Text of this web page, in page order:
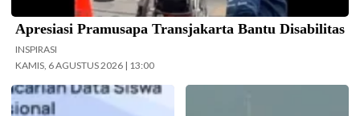
Apresiasi Pramusapa Transjakarta Bantu Disabilitas
INSPIRASI
KAMIS, 6 AGUSTUS 2026 | 13:00
Kemendikdasmen gerak cepat
(gercep) melakukan verifikasi dan